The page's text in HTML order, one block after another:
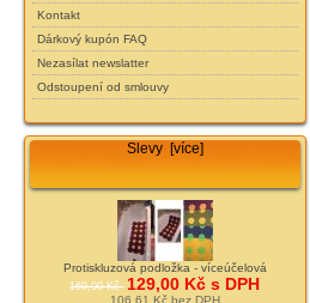
Kontakt
Dárkový kupón FAQ
Nezasílat newslatter
Odstoupení od smlouvy
Slevy [více]
Protiskluzová podložka - víceúčelová
169,00 Kč 129,00 Kč s DPH
106,61 Kč bez DPH